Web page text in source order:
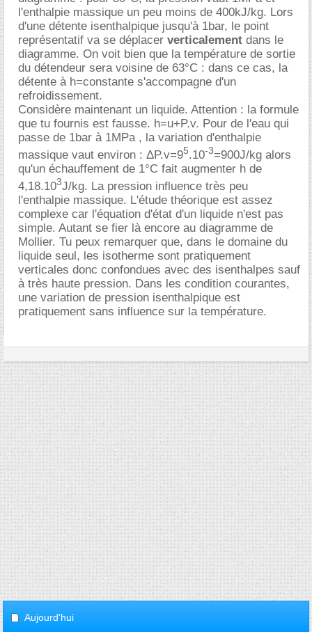
l'enthalpie massique un peu moins de 400kJ/kg. Lors
d'une détente isenthalpique jusqu'à 1bar, le point
représentatif va se déplacer verticalement dans le
diagramme. On voit bien que la température de sortie
du détendeur sera voisine de 63°C : dans ce cas, la
détente à h=constante s'accompagne d'un
refroidissement.
Considère maintenant un liquide. Attention : la formule
que tu fournis est fausse. h=u+P.v. Pour de l'eau qui
passe de 1bar à 1MPa , la variation d'enthalpie
massique vaut environ : ΔP.v=95.10-3=900J/kg alors
qu'un échauffement de 1°C fait augmenter h de
4,18.103J/kg. La pression influence très peu
l'enthalpie massique. L'étude théorique est assez
complexe car l'équation d'état d'un liquide n'est pas
simple. Autant se fier là encore au diagramme de
Mollier. Tu peux remarquer que, dans le domaine du
liquide seul, les isotherme sont pratiquement
verticales donc confondues avec des isenthalpes sauf
à très haute pression. Dans les condition courantes,
une variation de pression isenthalpique est
pratiquement sans influence sur la température.
Aujourd'hui